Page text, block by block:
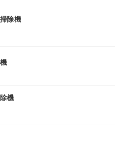
除機
機